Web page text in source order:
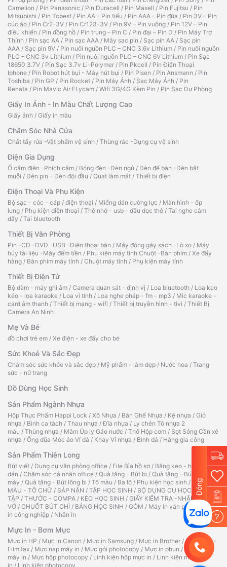
Camelion / Pin Panasonic / Pin Duracell / Pin Maxell / Pin Fujitsu / Pin
Mitsubishi / Pin Tcbest / Pin AA – Pin tiểu / Pin AAA – Pin đũa / Pin 3V – Pin
cúc áo / Pin Cr2-3V / Pin Cr123-3V / Pin 9V – Pin vuông / Pin 12V – Pin
điều khiển / Pin đồng hồ / Pin trung – Pin C / Pin đại – Pin D / Pin Máy Trợ
Thính / Pin sạc AA / Pin sạc AAA / Máy sạc pin / Sạc pin AA / Sạc pin
AAA / Sạc pin 9V / Pin nuôi nguồn PLC – CNC 3.6v Lithium / Pin nuôi nguồn
PLC – CNC 3v Lithium / Pin nuôi nguồn PLC – CNC 6V Lithium / Pin Sạc
18650 3.7V / Pin Sạc 3.7v Li-Polymer / Pin Pkcell / Pin Điện Thoại
Iphone / Pin Robot hút bụi - Máy hút bụi / Pin Pisen / Pin Ansmann / Pin
Toshiba / Pin GP / Pin Rocket / Pin Máy Ảnh / Sạc Máy Ảnh / Pin
Renata / Pin Mavic Air FLycam / Wifi 3G/4G Kèm Pin / Pin Sạc Dự Phòng
Giấy In Ảnh - In Màu Chất Lượng Cao
Giấy ảnh / Giấy in màu
Chăm Sóc Nhà Cửa
Chất tẩy rửa -Vật phẩm vệ sinh / Thùng rác -Dụng cụ vệ sinh
Điện Gia Dụng
Ổ cắm điện -Phích cắm / Bóng đèn -Đèn ngủ /Đèn để bàn -Đèn bắt
muỗi /Đèn pin - Đèn đội đầu / Quạt làm mát / Thiết bị điện
Điện Thoại Và Phụ Kiện
Bộ sạc - cóc - cáp / điện thoại / Miếng dán cường lực / Màn hình - ốp
lưng / Phụ kiện điện thoại / Thẻ nhớ - usb - đầu đọc thẻ / Tai nghe cắm
dây / Tai bluetooth
Thiết Bị Văn Phòng
Pin -CD -DVD -USB -Điện thoại bàn / Máy đóng gáy sách -Lò xo / Máy
hủy tài liệu -Máy đếm tiền / Phụ kiện máy tính Chuột -Bàn phím / Xe đẩy
hàng / Bàn phím máy tính / Chuột máy tính / Phụ kiện máy tính
Thiết Bị Điện Tử
Bộ đàm - máy ghi âm / Camera quan sát - định vị / Loa bluetooth / Loa kẹo
kéo - loa karaoke / Loa vi tính / Loa nghe pháp - fm - mp3 / Mic karaoke -
card âm thanh / Thiết bị mạng - wifi / Thiết bị truyền hình - tivi / Thiết Bị
Camera An Ninh
Mẹ Và Bé
đồ chơi trẻ em / Xe điện - xe đẩy cho bé
Sức Khoẻ Và Sắc Đẹp
Chăm sóc sức khỏe và sắc đẹp / Mỹ phẩm - làm đẹp / Nước hoa / Trang
sức - nữ trang
Đồ Dùng Học Sinh
Sản Phẩm Ngành Nhựa
Hộp Thực Phẩm Happi Lock / Xô Nhựa / Bàn Ghế Nhựa / Kệ nhựa / Giỏ
nhựa / Bình ca tách / Thau nhựa /Đĩa nhựa / Ly chén Tô nhựa 2
màu / Thùng nhựa / Mâm Úp ly Gáo nước / Thố Hộp cơm / Sọt Sóng Cần xé
nhựa / Ống đũa Móc áo Vỉ đá / Khay Vỉ nhựa / Bình đá / Hàng gia công
Sản Phẩm Thiên Long
Bút viết / Dụng cụ văn phòng office / File Bìa hồ sơ / Băng keo - hồ
dán / Chăm sóc cá nhân office / Quà tặng - Bút bi / Quà tặng - Bút
máy / Quà tặng - Bút lông bi / Tô màu / Ba lô / Phụ kiện học sinh /
TẬP TÔ
MÀU - TÔ CHỮ / SÁP NẶN / TẬP HỌC SINH / BỘ DỤNG CỤ HỌC
TẬP / THƯỚC - COMPA / KÉO HỌC SINH / GIẤY KIỂM TRA -NHÃN
VỞ / CHUỐT BÚT CHÌ / BẢNG HỌC SINH / GÔM / Máy in văn phòng
Máy
in công nghiệp / Nhãn in
Mực In - Bơm Mực
Mực in HP / Mực in Canon / Mực in Samsung / Mực in Brother /Ruy băng -
Film fax / Mực nạp máy in / Mực gói photocopy / Mực in phun / Hộp mực
máy in / Mực hộp photocopy / Linh kiện hộp mực in / Linh kiện máy
in / Linh kiện photocopy
Đóng
?